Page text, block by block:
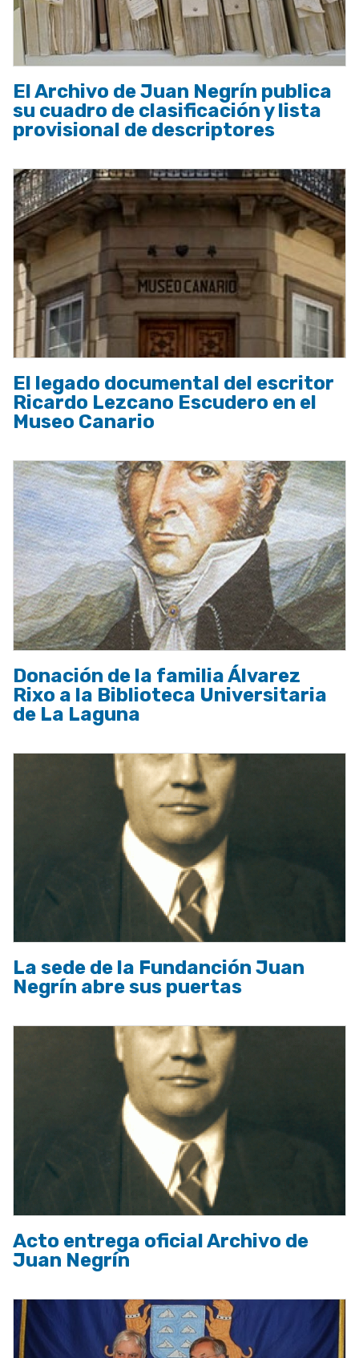
El Archivo de Juan Negrín publica
su cuadro de clasificación y lista
provisional de descriptores
El legado documental del escritor
Ricardo Lezcano Escudero en el
Museo Canario
Donación de la familia Álvarez
Rixo a la Biblioteca Universitaria
de La Laguna
La sede de la Fundanción Juan
Negrín abre sus puertas
Acto entrega oficial Archivo de
Juan Negrín